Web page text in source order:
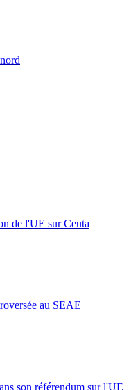
de l'UE sur Ceuta
au SEAE
son référendum sur l'UE